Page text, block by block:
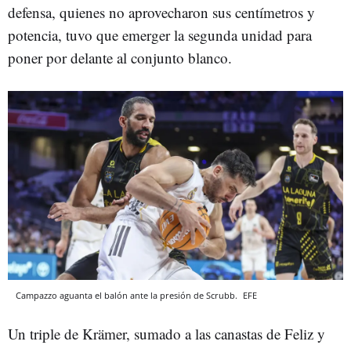
defensa, quienes no aprovecharon sus centímetros y
potencia, tuvo que emerger la segunda unidad para
poner por delante al conjunto blanco.
Campazzo aguanta el balón ante la presión de Scrubb. EFE
Un triple de Krämer, sumado a las canastas de Feliz y